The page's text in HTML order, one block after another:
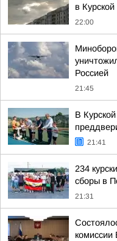
в Курской
22:00
Россией
21:45
В
21:41
234
сборы в
21:31
комиссии